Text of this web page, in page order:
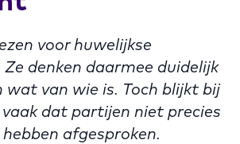
voor huwelijkse
denken daarmee duidelijk
wat van wie is. Toch blijkt bij
dat partijen niet precies
afgesproken.